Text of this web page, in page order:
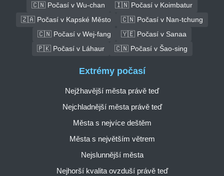
🇨🇳 Počasí v Wu-chan
🇮🇳 Počasí v Koimbatur
🇿🇦 Počasí v Kapské Město
🇨🇳 Počasí v Nan-tchung
🇨🇳 Počasí v Wej-fang
🇾🇪 Počasí v Sanaa
🇵🇰 Počasí v Láhaur
🇨🇳 Počasí v Šao-sing
Extrémy počasí
Nejžhavější města právě teď
Nejchladnější města právě teď
Města s nejvíce deštěm
Města s největším větrem
Nejslunnější města
Nejhorší kvalita ovzduší právě teď